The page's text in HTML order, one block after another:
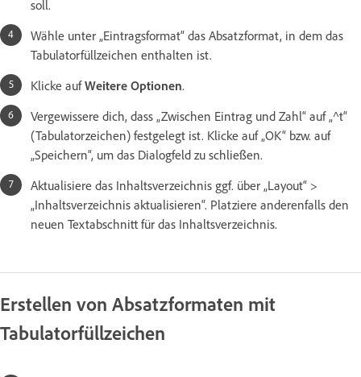
soll.
Wähle unter „Eintragsformat“ das Absatzformat, in dem das
Tabulatorfüllzeichen enthalten ist.
Klicke aufWeitere Optionen.
Vergewissere dich, dass „Zwischen Eintrag und Zahl“ auf „^t“
(Tabulatorzeichen) festgelegt ist. Klicke auf „OK“ bzw. auf
„Speichern“, um das Dialogfeld zu schließen.
Aktualisiere das Inhaltsverzeichnis ggf. über „Layout“ >
„Inhaltsverzeichnis aktualisieren“. Platziere anderenfalls den
neuen Textabschnitt für das Inhaltsverzeichnis.
Erstellen von Absatzformaten mit
Tabulatorfüllzeichen